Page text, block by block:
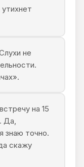
не
на 15
Да,
знаю точно.
скажу